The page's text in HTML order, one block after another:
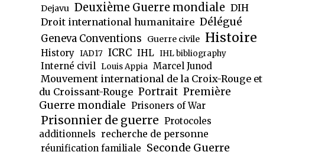
Dejavu Deuxième Guerre mondiale DIH
Droit international humanitaire Délégué
Geneva Conventions Guerre civile Histoire
History IAD17 ICRC IHL IHL bibliography
Interné civil Louis Appia Marcel Junod
Mouvement international de la Croix-Rouge et
du Croissant-Rouge Portrait Première
Guerre mondiale Prisoners of War
Prisonnier de guerre Protocoles
additionnels recherche de personne
réunification familiale Seconde Guerre